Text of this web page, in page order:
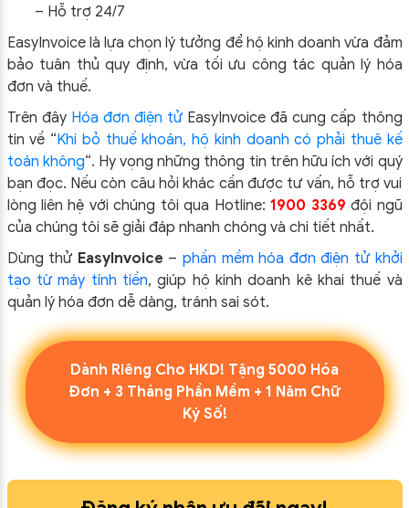
– Hỗ trợ 24/7
EasyInvoice là lựa chọn lý tưởng để hộ kinh doanh vừa đảm
bảo tuân thủ quy định, vừa tối ưu công tác quản lý hóa
đơn và thuế.
Trên đây Hóa đơn điện tử EasyInvoice đã cung cấp thông
tin về “Khi bỏ thuế khoán, hộ kinh doanh có phải thuê kế
toán không“. Hy vọng những thông tin trên hữu ích với quý
bạn đọc. Nếu còn câu hỏi khác cần được tư vấn, hỗ trợ vui
lòng liên hệ với chúng tôi qua Hotline: 1900 3369 đội ngũ
của chúng tôi sẽ giải đáp nhanh chóng và chi tiết nhất.
Dùng thử EasyInvoice – phần mềm hóa đơn điện tử khởi
tạo từ máy tính tiền, giúp hộ kinh doanh kê khai thuế và
quản lý hóa đơn dễ dàng, tránh sai sót.
Dành Riêng Cho HKD! Tặng 5000 Hóa
Đơn + 3 Tháng Phần Mềm + 1 Năm Chữ
Ký Số!